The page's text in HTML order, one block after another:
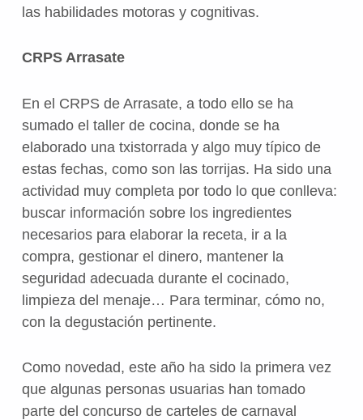
las habilidades motoras y cognitivas.
CRPS Arrasate
En el CRPS de Arrasate, a todo ello se ha
sumado el taller de cocina, donde se ha
elaborado una txistorrada y algo muy típico de
estas fechas, como son las torrijas. Ha sido una
actividad muy completa por todo lo que conlleva:
buscar información sobre los ingredientes
necesarios para elaborar la receta, ir a la
compra, gestionar el dinero, mantener la
seguridad adecuada durante el cocinado,
limpieza del menaje… Para terminar, cómo no,
con la degustación pertinente.
Como novedad, este año ha sido la primera vez
que algunas personas usuarias han tomado
parte del concurso de carteles de carnaval